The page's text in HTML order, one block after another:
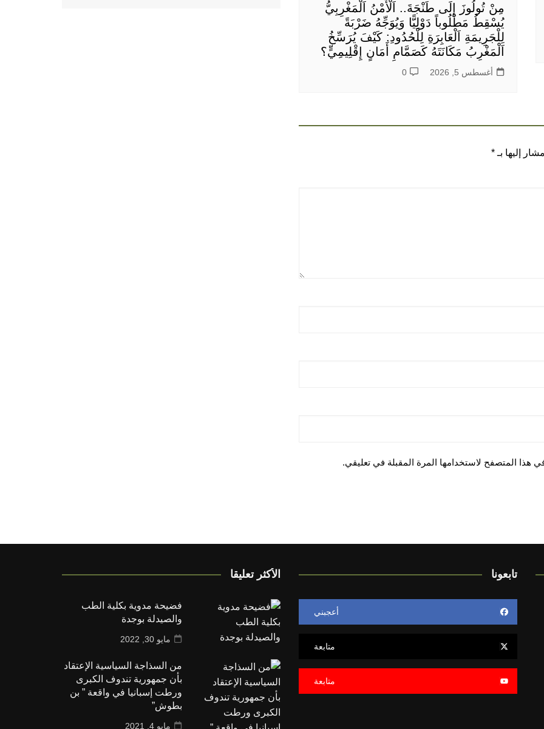
مِنْ تُولُوزَ إِلَى طَنْجَةَ.. اَلْأَمْنُ اَلْمَغْرِبِيُّ
يُسْقِطُ مَطْلُوباً دَوْلِيًّا وَيُوَجِّهُ ضَرْبَةً
لِلْجَرِيمَةِ اَلْعَابِرَةِ لِلْحُدُودِ: كَيْفَ يُرَسِّخُ
اَلْمَغْرِبُ مَكَانَتَهُ كَصَمَّامِ أَمَانٍ إِقْلِيمِيٍّ؟
أغسطس 5, 2026 0
إليها بـ *
هذا المتصفح لاستخدامها المرة المقبلة في تعليقي.
تابعونا
أعجبني
متابعة
متابعة
الأكثر تعليقا
فضيحة مدوية بكلية الطب
والصيدلة بوجدة
مايو 30, 2022
من السذاجة السياسية الإعتقاد
بأن جمهورية تندوف الكبرى
ورطت إسبانيا في واقعة ” بن
بطوش”
مايو 4, 2021